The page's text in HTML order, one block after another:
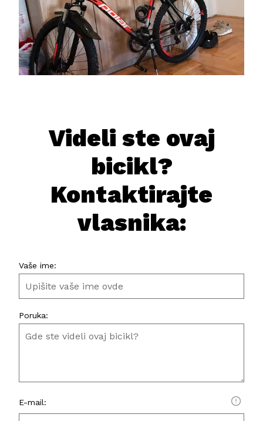
Videli ste ovaj
bicikl?
Kontaktirajte
vlasnika:
Vaše ime:
Poruka:
E-mail: